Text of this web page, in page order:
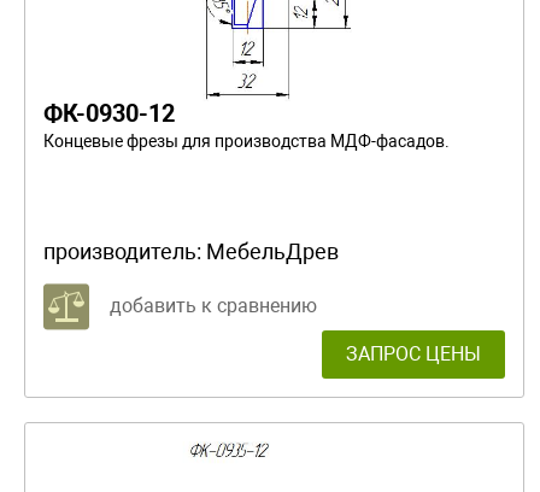
ФК-0930-12
Концевые фрезы для производства МДФ-фасадов.
производитель: МебельДрев
добавить к сравнению
ЗАПРОС ЦЕНЫ